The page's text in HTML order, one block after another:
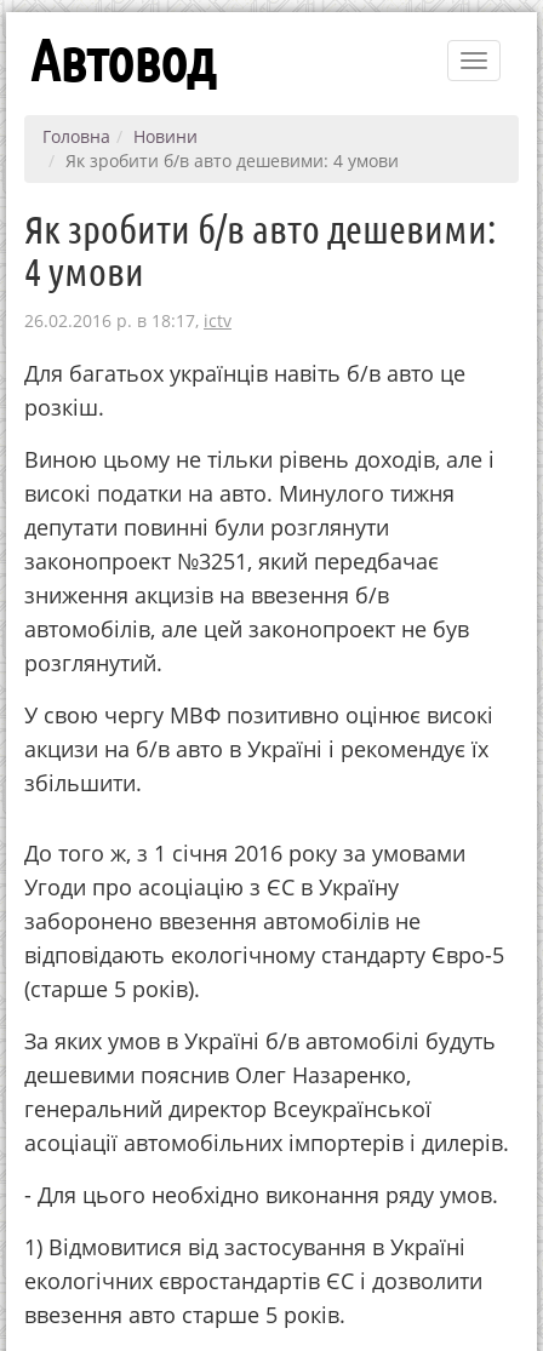
Toggle
Автовод
Головна
Новини
Як зробити б/в авто дешевими: 4 умови
Як зробити б/в авто дешевими:
4 умови
26.02.2016 р. в 18:17, ictv
Для багатьох українців навіть б/в авто це
розкіш.
Виною цьому не тільки рівень доходів, але і
високі податки на авто. Минулого тижня
депутати повинні були розглянути
законопроект №3251, який передбачає
зниження акцизів на ввезення б/в
автомобілів, але цей законопроект не був
розглянутий.
У свою чергу МВФ позитивно оцінює високі
акцизи на б/в авто в Україні і рекомендує їх
збільшити.
До того ж, з 1 січня 2016 року за умовами
Угоди про асоціацію з ЄС в Україну
заборонено ввезення автомобілів не
відповідають екологічному стандарту Євро-5
(старше 5 років).
За яких умов в Україні б/в автомобілі будуть
дешевими пояснив Олег Назаренко,
генеральний директор Всеукраїнської
асоціації автомобільних імпортерів і дилерів.
- Для цього необхідно виконання ряду умов.
1) Відмовитися від застосування в Україні
екологічних євростандартів ЄС і дозволити
ввезення авто старше 5 років.